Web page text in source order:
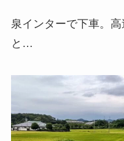
泉インターで下車。
と…